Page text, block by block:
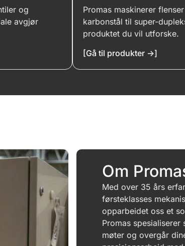
og
avgjør
Promas maskinerer
karbonstål til super-
produktet du vil utforske.
[Gå til produkter ->]
Om
Med over 35 års
førsteklasses
opparbeidet oss et
Promas
møter og overgår
Drag & Drop Files,Choose Files to Upload